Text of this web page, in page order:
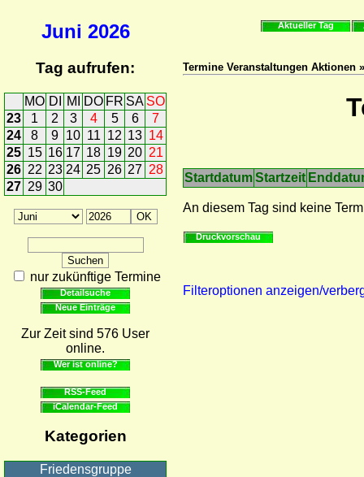
Juni 2026
Tag aufrufen:
MO DI MI DO FR SA SO
23
1 2 3 4 5 6
7
24
8 9 10 11 12 13 14
25 15 16 17 18 19 20 21
26 22 23 24 25 26 27 28
27 29 30
nur zukünftige Termine
Detailsuche
Neue Einträge
Zur Zeit sind 576 User
online.
Wer ist online?
RSS-Feed
iCalendar-Feed
Kategorien
Friedensgruppe
Aktueller Tag
Termine Veranstaltungen Aktionen
StartdatumStartzeit
An diesem Tag sind keine
Druckvorschau
Filteroptionen anzeigen/